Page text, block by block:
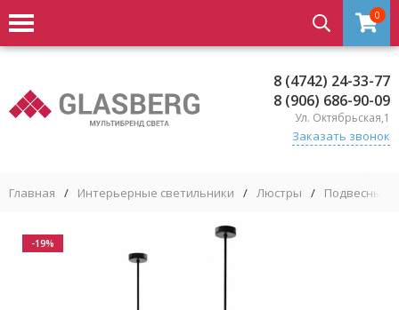
0
8 (4742) 24-33-77
8 (906) 686-90-09
Ул. Октябрьская,1
Заказать звонок
Главная / Интерьерные светильники / Люстры / Подвесные
-19%